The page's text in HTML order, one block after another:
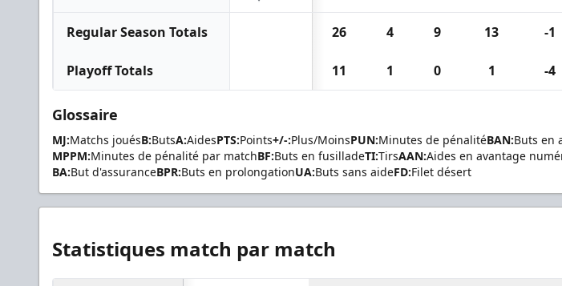
Regular Season Totals 26 4 9 13 -1
Playoff Totals 11 1 0 1 -4
Glossaire
MJ:Matchs jouésB:ButsA:AidesPTS:Points+/-:Plus/MoinsPUN:Minutes de pénalitéBAN:Buts en
MPPM:Minutes de pénalité par matchBF:Buts en fusilladeTI:TirsAAN:Aides en avantage
BA:But d'assuranceBPR:Buts en prolongationUA:Buts sans aideFD:Filet désert
Statistiques match par match